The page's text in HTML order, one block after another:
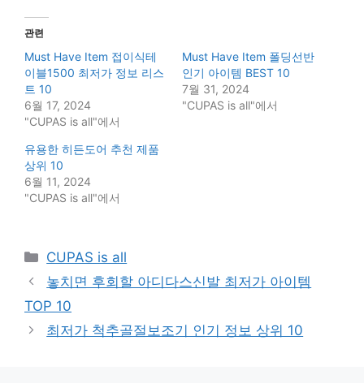
관련
Must Have Item 접이식테
이블1500 최저가 정보 리스
트 10
6월 17, 2024
"CUPAS is all"에서
Must Have Item 폴딩선반
인기 아이템 BEST 10
7월 31, 2024
"CUPAS is all"에서
유용한 히든도어 추천 제품
상위 10
6월 11, 2024
"CUPAS is all"에서
Categories
CUPAS is all
놓치면 후회할 아디다스신발 최저가 아이템
TOP 10
최저가 척추골절보조기 인기 정보 상위 10